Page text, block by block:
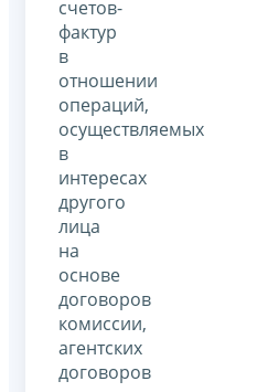
счетов-
фактур
в
отношении
операций,
осуществляемых
в
интересах
другого
лица
на
основе
договоров
комиссии,
агентских
договоров